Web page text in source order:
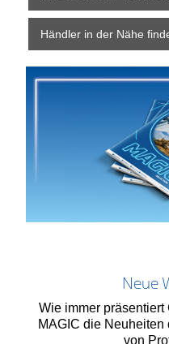
Händler in der Nähe
Neue
Wie immer präsentiert
MAGIC die
von